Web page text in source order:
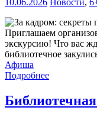
10.06.2026 Новости,
Приглашаем
экскурсию! Что вас
библиотечное
Афиша
Подробнее